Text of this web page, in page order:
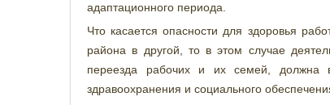
адаптационного периода.
Что касается опасности для здоровья
района в другой, то в этом случае
переезда рабочих и их семей, должна
здравоохранения и социального